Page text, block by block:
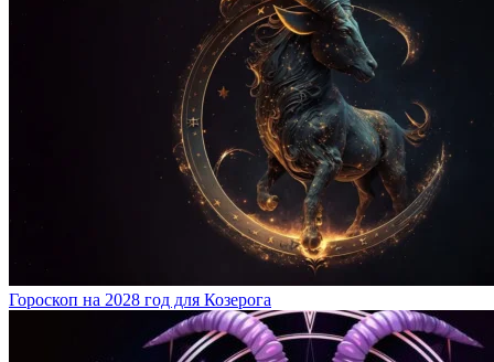
Гороскоп на 2028 год для Козерога